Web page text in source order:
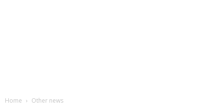
Home Other news